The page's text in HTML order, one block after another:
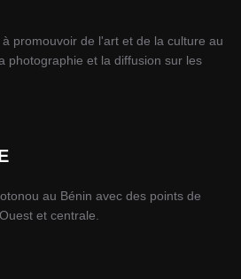
promouvoir de l'art et de la culture au
photographie et la diffusion sur les
au Bénin avec des points de
et centrale.